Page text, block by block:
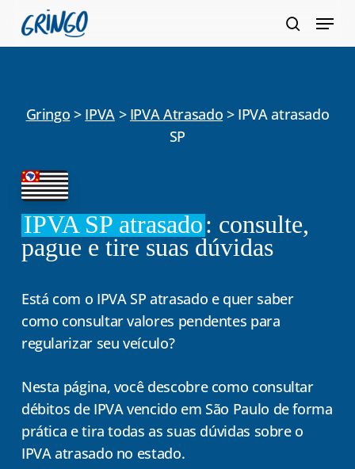
Pular
para
Menu
Gringo > IPVA> IPVA Atrasado > IPVA atrasado
SP
IPVA SP atrasado: consulte,
pague e tire suas dúvidas
Está com o IPVA SP atrasado e quer saber
como consultar valores pendentes para
regularizar seu veículo?
Nesta página, você descobre como consultar
débitos de IPVA vencido em São Paulo de forma
prática e tira todas as suas dúvidas sobre o
IPVA atrasado no estado.